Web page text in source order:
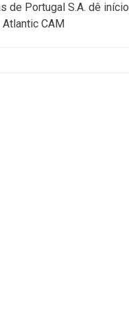
de Portugal S.A. dê início
CAM